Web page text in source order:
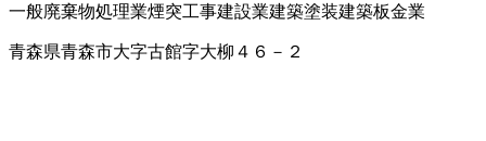
一般廃棄物処理業煙突工事建設業建築塗装建築板金業
青森県青森市大字古館字大柳４６－２